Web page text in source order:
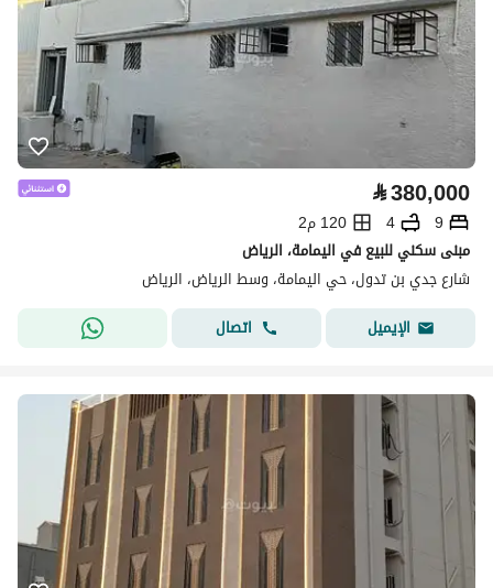
⃁380,000
9
4
120 م2
مبنى سكني للبيع في اليمامة، الرياض
شارع جدي بن تدول، حي اليمامة، وسط الرياض، الرياض
الإيميل
اتصال